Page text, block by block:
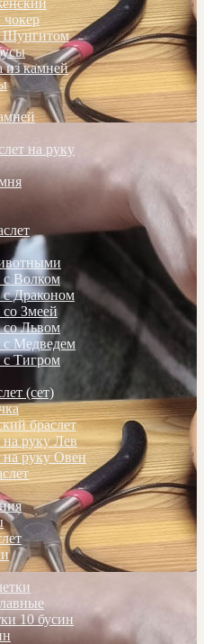
Шунгитом
из камней
на руку
с Волком
с Драконом
со Змеей
со Львом
с Медведем
с Тигром
(сет)
браслет
на руку Лев
на руку Овен
10 бусин